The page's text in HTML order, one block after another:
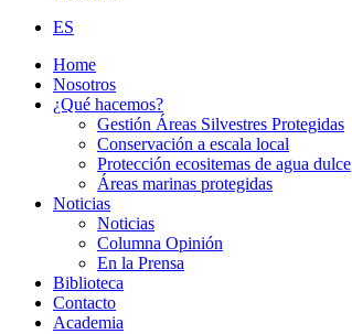
ES
Home
Nosotros
¿Qué hacemos?
Gestión Áreas Silvestres Protegidas
Conservación a escala local
Protección ecositemas de agua dulce
Áreas marinas protegidas
Noticias
Noticias
Columna Opinión
En la Prensa
Biblioteca
Contacto
Academia